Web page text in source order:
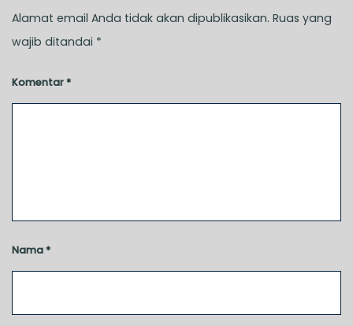
Alamat email Anda tidak akan dipublikasikan. Ruas yang
wajib ditandai *
Komentar *
Nama *